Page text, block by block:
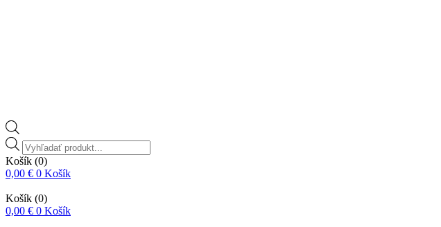
Vyhľadávanie
produktov
Košík (0)
0,00 € 0 Košík
Košík (0)
0,00 € 0 Košík